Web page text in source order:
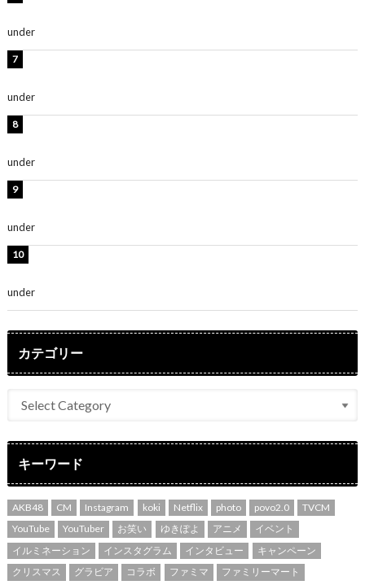
under
under
under
under
under
カテゴリー
キーワード
AKB48 CM Instagram koki Netflix photo povo2.0
TVCM
YouTube
YouTuber お笑い ゆきぽよ アニメ
イベント
イルミネーション
インスタグラム インタビュー
キャンペーン
クリスマス
グラビア コラボ ファミマ
ファミリーマート